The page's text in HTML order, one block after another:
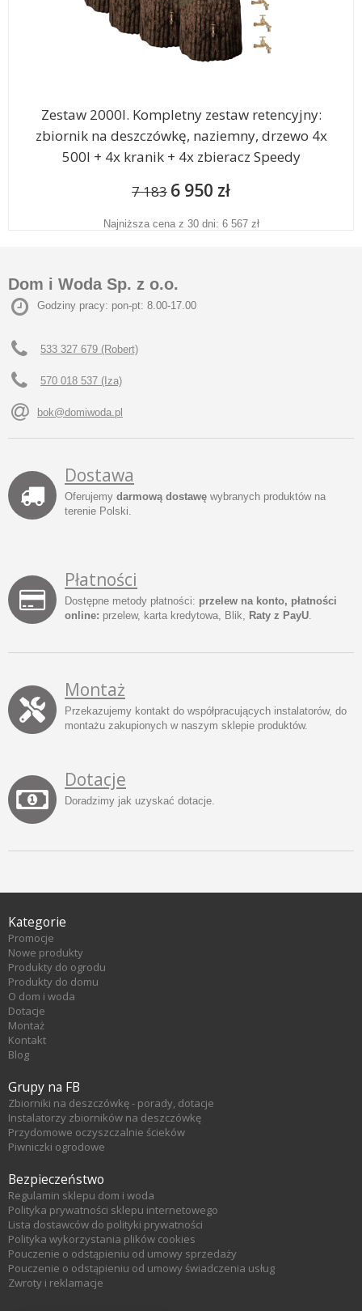
Zestaw 2000l. Kompletny zestaw retencyjny:
zbiornik na deszczówkę, naziemny, drzewo 4x
500l + 4x kranik + 4x zbieracz Speedy
7 183 6 950 zł
Najniższa cena z 30 dni: 6 567 zł
Dom i Woda Sp. z o.o.
Godziny pracy: pon-pt: 8.00-17.00
533 327 679 (Robert)
570 018 537 (Iza)
bok@domiwoda.pl
Dostawa
Oferujemy darmową dostawę wybranych produktów na
terenie Polski.
Płatności
Dostępne metody płatności: przelew na konto, płatności
online: przelew, karta kredytowa, Blik, Raty z PayU
Montaż
Przekazujemy kontakt do współpracujących instalatorów, do
montażu zakupionych w naszym sklepie produktów.
Dotacje
Doradzimy jak uzyskać dotacje.
Kategorie
Promocje
Nowe produkty
Produkty do ogrodu
Produkty do domu
O dom i woda
Dotacje
Montaż
Kontakt
Blog
Grupy na FB
Zbiorniki na deszczówkę - porady, dotacje
Instalatorzy zbiorników na deszczówkę
Przydomowe oczyszczalnie ścieków
Piwniczki ogrodowe
Bezpieczeństwo
Regulamin sklepu dom i woda
Polityka prywatności sklepu internetowego
Lista dostawców do polityki prywatności
Polityka wykorzystania plików cookies
Pouczenie o odstąpieniu od umowy sprzedaży
Pouczenie o odstąpieniu od umowy świadczenia usług
Zwroty i reklamacje